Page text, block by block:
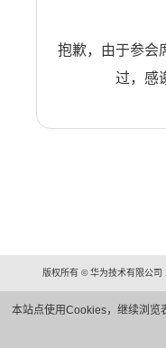
本站点使用Cookies，继续浏览
抱歉，由于参会
过，感
版权所有 © 华为技术有限公